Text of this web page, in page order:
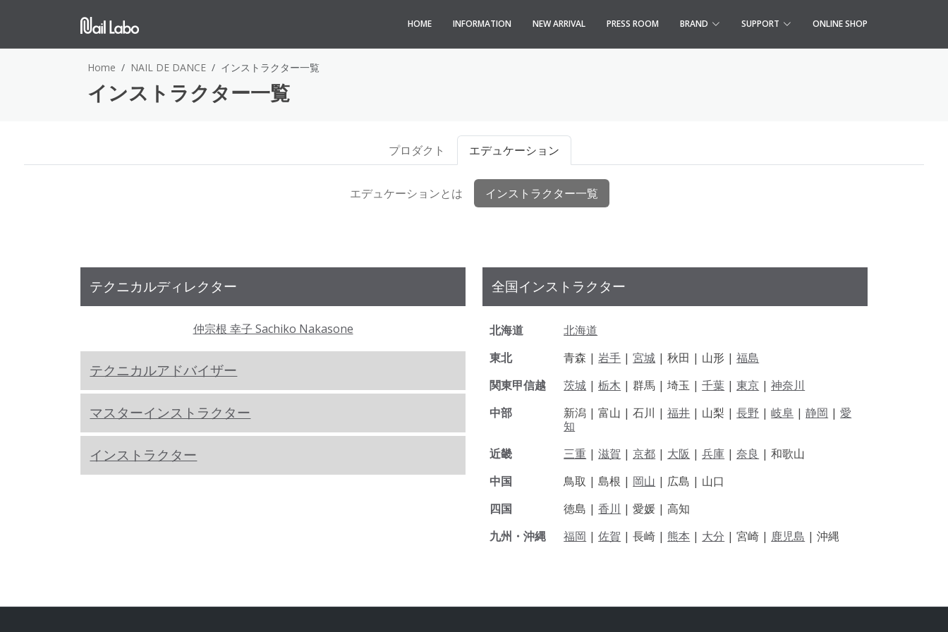
HOME INFORMATION NEW ARRIVAL PRESS ROOM BRAND SUPPORT ONLINE SHOP
Home NAIL DE DANCE インストラクター一覧
インストラクター一覧
プロダクト エデュケーション
エデュケーションとは インストラクター一覧
テクニカルディレクター
仲宗根 幸子 Sachiko Nakasone
テクニカルアドバイザー
マスターインストラクター
インストラクター
全国インストラクター
北海道
北海道
東北
青森 |岩手 |宮城 | 秋田 | 山形 |福島
関東甲信越
茨城 |栃木 | 群馬 | 埼玉 |千葉 |東京 |神奈川
中部
新潟 |富山 |石川 |福井 | 山梨 |長野 |岐阜 |静岡 |愛
知
近畿
三重 |滋賀 |京都 | 大阪 |兵庫 |奈良 |和歌山
中国
鳥取 |島根 | 岡山 | 広島 | 山口
四国
徳島 |香川 |愛媛 |高知
九州・沖縄
福岡 |佐賀 |長崎 | 熊本 | 大分 |宮崎 | 鹿児島 |沖縄